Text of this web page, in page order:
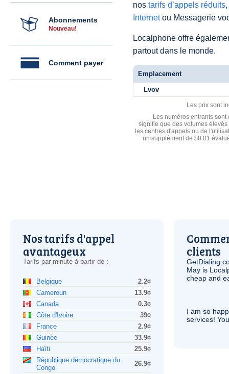
Abonnements
Nouveau!
Comment payer
nos tarifs d’appels réduits
Internetou Messagerie
Localphone offre
partout dans le monde.
Emplacement
Lvov
Les prix sont
Les numéros entrants
signifie que des volumes
les centres d'appels ou de
un supplément de $0.01
Nos tarifs d'appel
avantageux
Tarifs par minute à partir de :
Belgique
2.2¢
Cameroun
13.9¢
Canada
0.3¢
Côte d'Ivoire
39¢
France
2.9¢
Guinée
33.9¢
Haïti
25.9¢
République démocratique du
Congo
26.9¢
clients
May is
cheap and
I am so
services!